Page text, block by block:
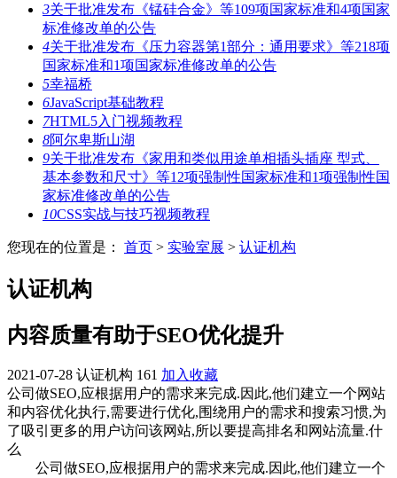
3关于批准发布《锰硅合金》等109项国家标准和4项国家
标准修改单的公告
4关于批准发布《压力容器第1部分：通用要求》等218项
国家标准和1项国家标准修改单的公告
5幸福桥
6JavaScript基础教程
7HTML5入门视频教程
8阿尔卑斯山湖
9关于批准发布《家用和类似用途单相插头插座 型式、
基本参数和尺寸》等12项强制性国家标准和1项强制性国
家标准修改单的公告
10CSS实战与技巧视频教程
您现在的位置是： 首页 > 实验室展 > 认证机构
认证机构
内容质量有助于SEO优化提升
2021-07-28 认证机构 161 加入收藏
公司做SEO,应根据用户的需求来完成.因此,他们建立一个网站
和内容优化执行,需要进行优化,围绕用户的需求和搜索习惯,为
了吸引更多的用户访问该网站,所以要提高排名和网站流量.什
么
公司做SEO,应根据用户的需求来完成.因此,他们建立一个